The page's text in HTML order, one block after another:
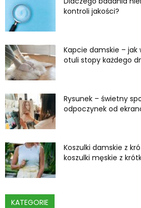
kontroli jakości?
Kapcie damskie –
otuli stopy każdego
Rysunek – świetny
odpoczynek od
Koszulki damskie z
koszulki męskie z
KATEGORIE